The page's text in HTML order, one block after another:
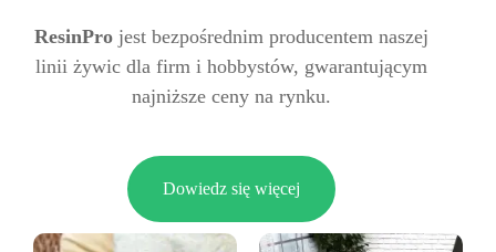
ResinPro jest bezpośrednim producentem naszej
linii żywic dla firm i hobbystów, gwarantującym
najniższe ceny na rynku.
Dowiedz się więcej